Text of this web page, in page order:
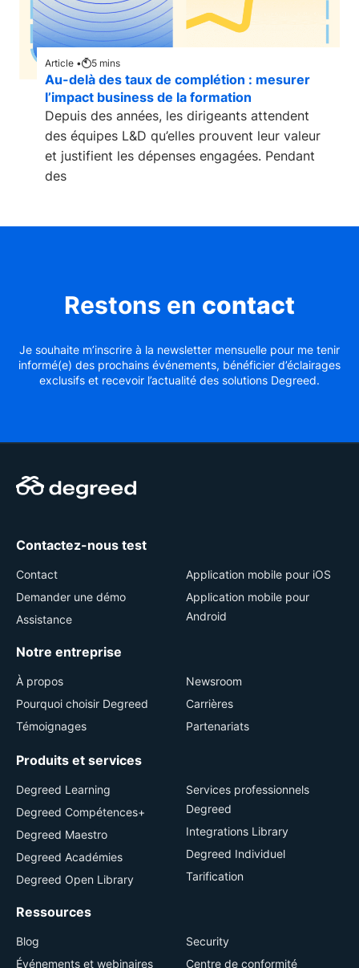
Article • 5 mins
Au-delà des taux de complétion : mesurer
l’impact business de la formation
Depuis des années, les dirigeants attendent
des équipes L&D qu’elles prouvent leur valeur
et justifient les dépenses engagées. Pendant
des
Restons en contact
Je souhaite m’inscrire à la newsletter mensuelle pour me tenir
informé(e) des prochains événements, bénéficier d’éclairages
exclusifs et recevoir l’actualité des solutions Degreed.
Contactez-nous test
Contact
Demander une démo
Assistance
Application mobile pour iOS
Application mobile pour
Android
Notre entreprise
À propos
Pourquoi choisir Degreed
Témoignages
Newsroom
Carrières
Partenariats
Produits et services
Degreed Learning
Degreed Compétences+
Degreed Maestro
Degreed Académies
Degreed Open Library
Services professionnels
Degreed
Integrations Library
Degreed Individuel
Tarification
Ressources
Blog
Événements et webinaires
Security
Centre de conformité